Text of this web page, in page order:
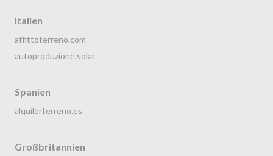
Italien
affittoterreno.com
autoproduzione.solar
Spanien
alquilerterreno.es
Großbritannien